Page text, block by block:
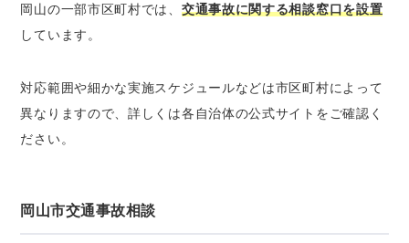
岡山の一部市区町村では、 交通事故に関する相談窓口を設置
しています。
対応範囲や細かな実施スケジュールなどは市区町村によって
異なりますので、詳しくは各自治体の公式サイトをご確認く
ださい。
岡山市交通事故相談